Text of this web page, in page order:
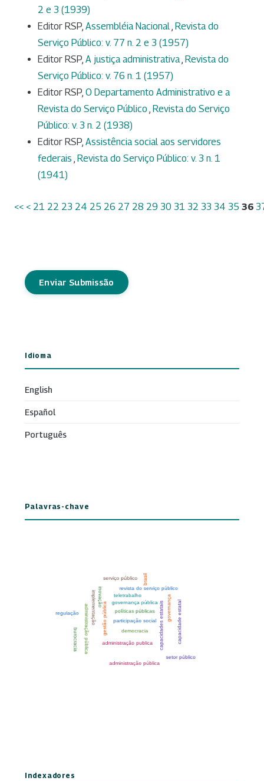
2 e 3 (1939)
Editor RSP, Assembléia Nacional, Revista do
Serviço Público: v. 77 n. 2 e 3 (1957)
Editor RSP, A justiça administrativa, Revista do
Serviço Público: v. 76 n. 1 (1957)
Editor RSP, O Departamento Administrativo e a
Revista do Serviço Público , Revista do Serviço
Público: v. 3 n. 2 (1938)
Editor RSP, Assistência social aos servidores
federais , Revista do Serviço Público: v. 3 n. 1
(1941)
<< < 21 22 23 24 25 26 27 28 29 30 31 32 33 34 35 36
Enviar Submissão
Idioma
English
Español
Português
Palavras-chave
Indexadores